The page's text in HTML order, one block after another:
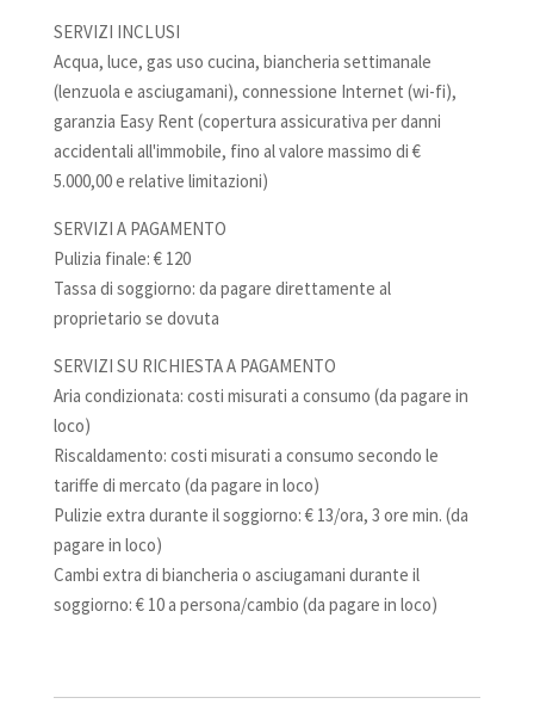
SERVIZI INCLUSI
Acqua, luce, gas uso cucina, biancheria settimanale
(lenzuola e asciugamani), connessione Internet (wi-fi),
garanzia Easy Rent (copertura assicurativa per danni
accidentali all'immobile, fino al valore massimo di €
5.000,00 e relative limitazioni)
SERVIZI A PAGAMENTO
Pulizia finale: € 120
Tassa di soggiorno: da pagare direttamente al
proprietario se dovuta
SERVIZI SU RICHIESTA A PAGAMENTO
Aria condizionata: costi misurati a consumo (da pagare in
loco)
Riscaldamento: costi misurati a consumo secondo le
tariffe di mercato (da pagare in loco)
Pulizie extra durante il soggiorno: € 13/ora, 3 ore min. (da
pagare in loco)
Cambi extra di biancheria o asciugamani durante il
soggiorno: € 10 a persona/cambio (da pagare in loco)